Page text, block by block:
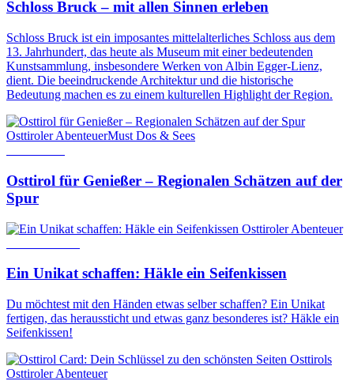
Schloss Bruck – mit allen Sinnen erleben
Schloss Bruck ist ein imposantes mittelalterliches Schloss aus dem
13. Jahrhundert, das heute als Museum mit einer bedeutenden
Kunstsammlung, insbesondere Werken von Albin Egger-Lienz,
dient. Die beeindruckende Architektur und die historische
Bedeutung machen es zu einem kulturellen Highlight der Region.
Osttiroler AbenteuerMust Dos & Sees
Osttirol für Genießer – Regionalen Schätzen auf der
Spur
Osttiroler Abenteuer
Ein Unikat schaffen: Häkle ein Seifenkissen
Du möchtest mit den Händen etwas selber schaffen? Ein Unikat
fertigen, das heraussticht und etwas ganz besonderes ist? Häkle ein
Seifenkissen!
Osttiroler Abenteuer